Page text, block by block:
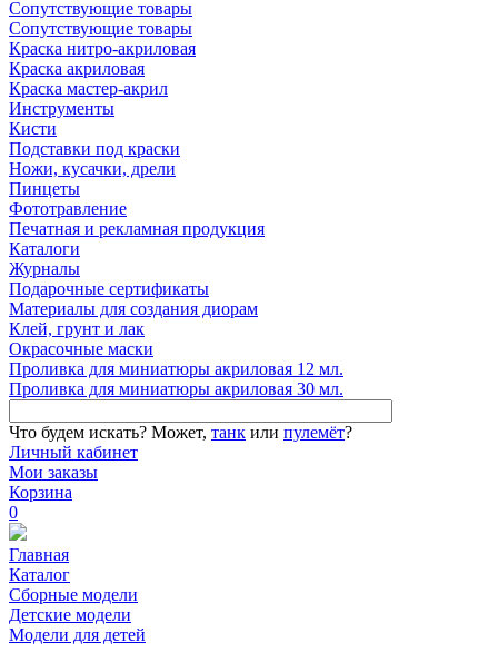
Сопутствующие товары
Сопутствующие товары
Краска нитро-акриловая
Краска акриловая
Краска мастер-акрил
Инструменты
Кисти
Подставки под краски
Ножи, кусачки, дрели
Пинцеты
Фототравление
Печатная и рекламная продукция
Каталоги
Журналы
Подарочные сертификаты
Материалы для создания диорам
Клей, грунт и лак
Окрасочные маски
Проливка для миниатюры акриловая 12 мл.
Проливка для миниатюры акриловая 30 мл.
Что будем искать? Может, танк или пулемёт?
Личный кабинет
Мои заказы
Корзина
0
Главная
Каталог
Сборные модели
Детские модели
Модели для детей